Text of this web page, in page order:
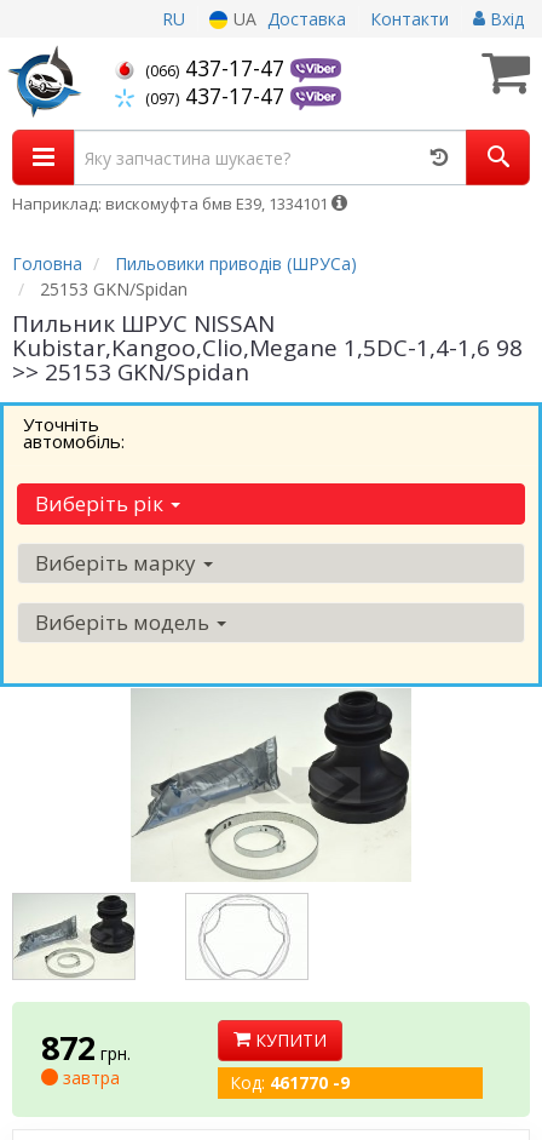
RU UA Доставка Контакти Вхід
(066) 437-17-47
(097) 437-17-47
Наприклад: вискомуфта бмв Е39, 1334101
Головна
Пильовики приводів (ШРУСа)
25153 GKN/Spidan
Пильник ШРУС NISSAN
Kubistar,Kangoo,Clio,Megane 1,5DC-1,4-1,6 98
>> 25153 GKN/Spidan
Уточніть
автомобіль:
Виберіть рік
Виберіть марку
Виберіть модель
872 грн.
завтра
КУПИТИ
Код: 461770 -9